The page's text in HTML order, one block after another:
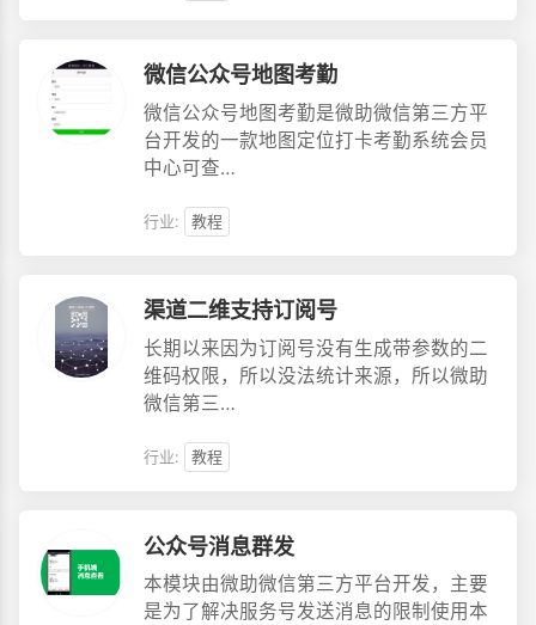
微信公众号地图考勤
微信公众号地图考勤是微助微信第三方平
台开发的一款地图定位打卡考勤系统会员
中心可查…
行业: 教程
渠道二维支持订阅号
长期以来因为订阅号没有生成带参数的二
维码权限，所以没法统计来源，所以微助
微信第三…
行业: 教程
公众号消息群发
本模块由微助微信第三方平台开发，主要
是为了解决服务号发送消息的限制使用本